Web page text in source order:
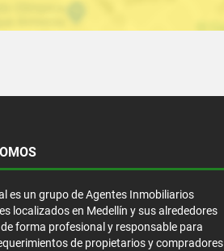
es un grupo de Agentes Inmobiliarios
localizados en Medellín y sus alrededores
forma profesional y responsable para
de propietarios y compradores